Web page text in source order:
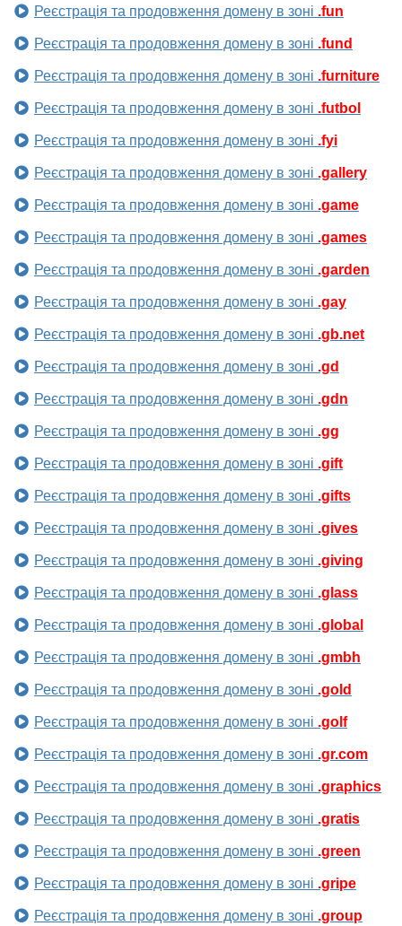
Реєстрація та продовження домену в зоні .fun
Реєстрація та продовження домену в зоні .fund
Реєстрація та продовження домену в зоні .furniture
Реєстрація та продовження домену в зоні .futbol
Реєстрація та продовження домену в зоні .fyi
Реєстрація та продовження домену в зоні .gallery
Реєстрація та продовження домену в зоні .game
Реєстрація та продовження домену в зоні .games
Реєстрація та продовження домену в зоні .garden
Реєстрація та продовження домену в зоні .gay
Реєстрація та продовження домену в зоні .gb.net
Реєстрація та продовження домену в зоні .gd
Реєстрація та продовження домену в зоні .gdn
Реєстрація та продовження домену в зоні .gg
Реєстрація та продовження домену в зоні .gift
Реєстрація та продовження домену в зоні .gifts
Реєстрація та продовження домену в зоні .gives
Реєстрація та продовження домену в зоні .giving
Реєстрація та продовження домену в зоні .glass
Реєстрація та продовження домену в зоні .global
Реєстрація та продовження домену в зоні .gmbh
Реєстрація та продовження домену в зоні .gold
Реєстрація та продовження домену в зоні .golf
Реєстрація та продовження домену в зоні .gr.com
Реєстрація та продовження домену в зоні .graphics
Реєстрація та продовження домену в зоні .gratis
Реєстрація та продовження домену в зоні .green
Реєстрація та продовження домену в зоні .gripe
Реєстрація та продовження домену в зоні .group